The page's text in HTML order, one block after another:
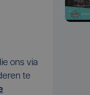
ons via
te